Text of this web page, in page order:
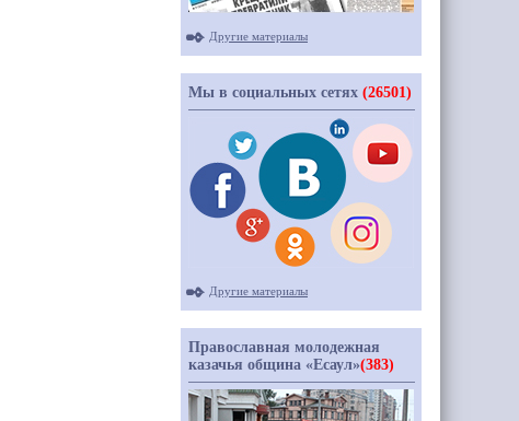
Другие материалы
Мы в социальных сетях (26501)
Другие материалы
Православная молодежная
казачья община «Есаул»(383)